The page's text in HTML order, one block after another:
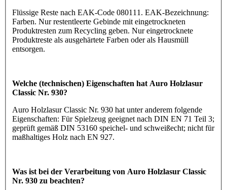
Flüssige Reste nach EAK-Code 080111. EAK-Bezeichnung:
Farben. Nur restentleerte Gebinde mit eingetrockneten
Produktresten zum Recycling geben. Nur eingetrocknete
Produktreste als ausgehärtete Farben oder als Hausmüll
entsorgen.
Welche (technischen) Eigenschaften hat Auro Holzlasur
Classic Nr. 930?
Auro Holzlasur Classic Nr. 930 hat unter anderem folgende
Eigenschaften: Für Spielzeug geeignet nach DIN EN 71 Teil 3;
geprüft gemäß DIN 53160 speichel- und schweißecht; nicht für
maßhaltiges Holz nach EN 927.
Was ist bei der Verarbeitung von Auro Holzlasur Classic
Nr. 930 zu beachten?